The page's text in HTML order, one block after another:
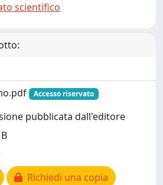
scientifico
Accesso riservato
pubblicata dall'editore
Richiedi una copia